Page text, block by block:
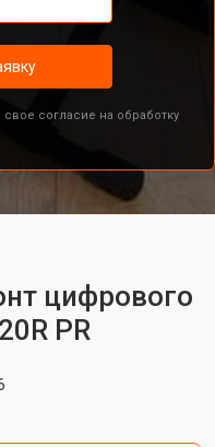
согласие на обработку
цифрового
PR